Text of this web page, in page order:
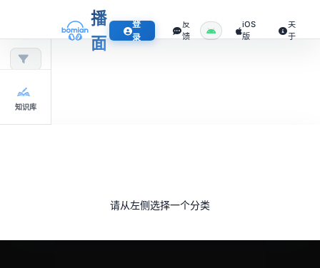
播
面
登
录
反
馈
iOS
版
关
于
知识库
请从左侧选择一个分类